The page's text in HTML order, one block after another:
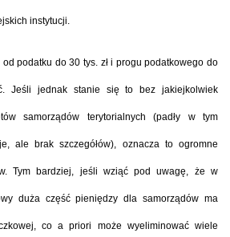
instytucji.
podatku do 30 tys. zł i progu podatkowego do
Jeśli jednak stanie się to bez jakiejkolwiek
samorządów terytorialnych (padły w tym
ale brak szczegółów), oznacza to ogromne
Tym bardziej, jeśli wziąć pod uwagę, że w
duża część pieniędzy dla samorządów ma
co a priori może wyeliminować wiele